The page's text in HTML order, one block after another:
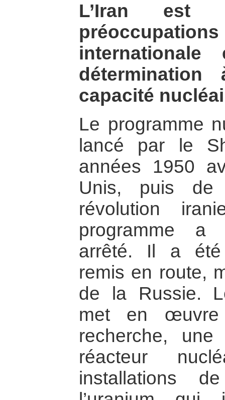
L’Iran est
capacité
Le programme
lancé par le
années 1950
Unis, puis de
révolution
programme a
arrêté. Il a été
remis en route,
de la Russie.
met en œuvre
recherche, une
réacteur
installations